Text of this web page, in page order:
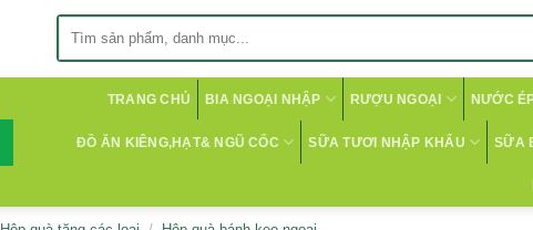
TRANG CHỦ BIA NGOẠI NHẬP RƯỢU NGOẠI NƯỚC
ĐỒ ĂN KIÊNG,HẠT& NGŨ CỐC SỮA TƯƠI NHẬP KHẨU SỮA